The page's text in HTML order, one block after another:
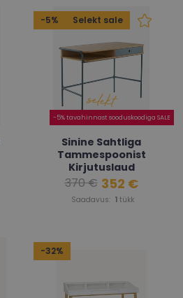
-5% Selekt sale
-5% tavahinnast sooduskoodiga SALE
Sinine Sahtliga
Tammespoonist
Kirjutuslaud
(Jonsi)
Saadavus:
1tükk
370 € 352 €
-32%